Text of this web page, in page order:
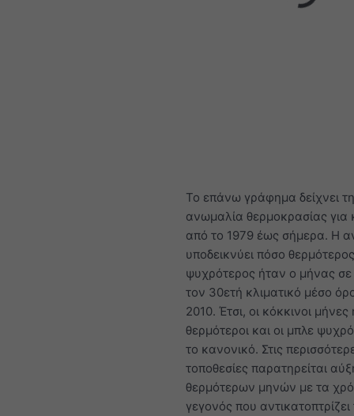
Το επάνω γράφημα δείχνει
ανωμαλία θερμοκρασίας για
από το 1979 έως σήμερα. Η
υποδεικνύει πόσο
ψυχρότερος ήταν ο μήνας
τον 30ετή κλιματικό μέσο
2010. Έτσι, οι κόκκινοι μήνες
θερμότεροι και οι μπλε
το κανονικό. Στις
τοποθεσίες παρατηρείται
θερμότερων μηνών με τα
γεγονός που αντικατοπτρίζει